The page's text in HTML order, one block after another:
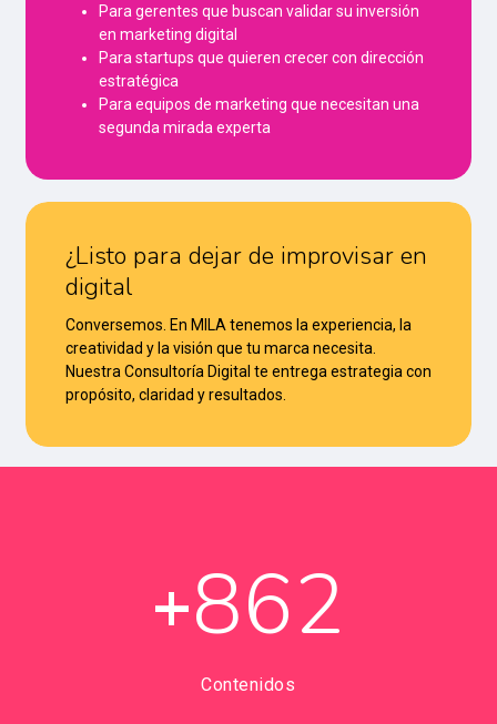
Para gerentes que buscan validar su inversión
en marketing digital
Para startups que quieren crecer con dirección
estratégica
Para equipos de marketing que necesitan una
segunda mirada experta
¿Listo para dejar de improvisar en
digital
Conversemos. En MILA tenemos la experiencia, la
creatividad y la visión que tu marca necesita.
Nuestra Consultoría Digital te entrega estrategia con
propósito, claridad y resultados.
+862
Contenidos